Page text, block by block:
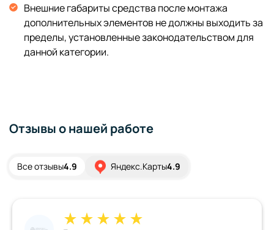
Внешние габариты средства после монтажа
дополнительных элементов не должны выходить за
пределы, установленные законодательством для
данной категории.
Отзывы о нашей работе
Все отзывы4.9 Яндекс.Карты4.9